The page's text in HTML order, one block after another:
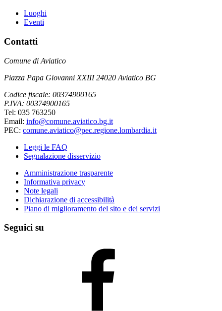
Luoghi
Eventi
Contatti
Comune di Aviatico
Piazza Papa Giovanni XXIII 24020 Aviatico BG
Codice fiscale: 00374900165
P.IVA: 00374900165
Tel: 035 763250
Email: info@comune.aviatico.bg.it
PEC: comune.aviatico@pec.regione.lombardia.it
Leggi le FAQ
Segnalazione disservizio
Amministrazione trasparente
Informativa privacy
Note legali
Dichiarazione di accessibilità
Piano di miglioramento del sito e dei servizi
Seguici su